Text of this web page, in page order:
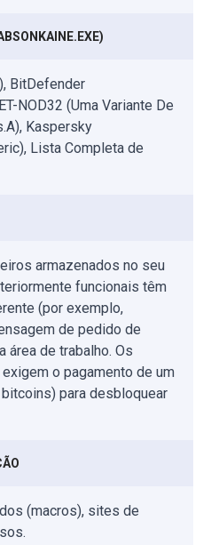
BitDefender
NOD32 (Uma Variante De
Kaspersky
Lista Completa de
armazenados no seu
funcionais têm
(por exemplo,
de pedido de
área de trabalho. Os
o pagamento de um
para desbloquear
(macros), sites de